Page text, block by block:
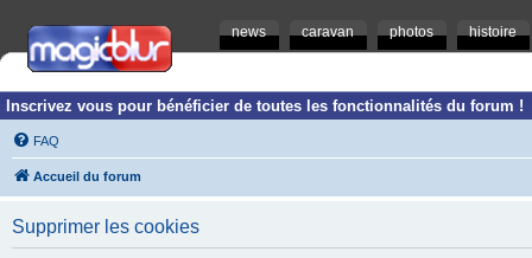
news caravan photos histoire
Inscrivez vous pour bénéficier de toutes les fonctionnalités du forum !
FAQ
Accueil du forum
Supprimer les cookies